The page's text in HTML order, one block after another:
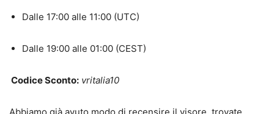
Dalle 17:00 alle 11:00 (UTC)
Dalle 19:00 alle 01:00 (CEST)
Codice Sconto: vritalia10